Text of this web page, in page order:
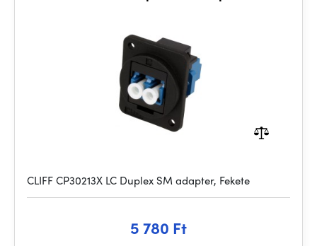
CLIFF CP30213X LC Duplex SM adapter, Fekete
5 780 Ft